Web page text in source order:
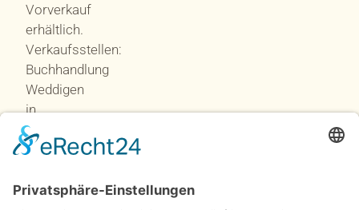
Vorverkauf
erhältlich.
Verkaufsstellen:
Buchhandlung
Weddigen
in
Neu-
Anspach
Pizzeria